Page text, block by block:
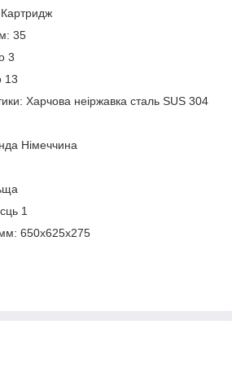
35
3
13
Харчова неіржавка сталь SUS 304
Німеччина
1
650х625х275